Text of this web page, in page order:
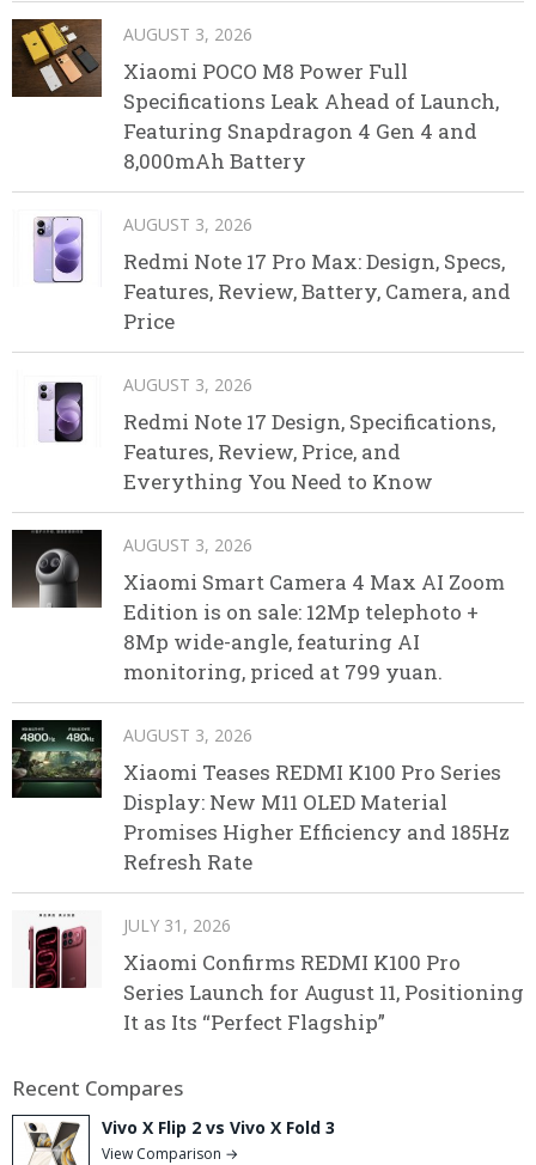
AUGUST 3, 2026
Xiaomi POCO M8 Power Full
Specifications Leak Ahead of Launch,
Featuring Snapdragon 4 Gen 4 and
8,000mAh Battery
AUGUST 3, 2026
Redmi Note 17 Pro Max: Design, Specs,
Features, Review, Battery, Camera, and
Price
AUGUST 3, 2026
Redmi Note 17 Design, Specifications,
Features, Review, Price, and
Everything You Need to Know
AUGUST 3, 2026
Xiaomi Smart Camera 4 Max AI Zoom
Edition is on sale: 12Mp telephoto +
8Mp wide-angle, featuring AI
monitoring, priced at 799 yuan.
AUGUST 3, 2026
Xiaomi Teases REDMI K100 Pro Series
Display: New M11 OLED Material
Promises Higher Efficiency and 185Hz
Refresh Rate
JULY 31, 2026
Xiaomi Confirms REDMI K100 Pro
Series Launch for August 11, Positioning
It as Its “Perfect Flagship”
Recent Compares
Vivo X Flip 2 vs Vivo X Fold 3
View Comparison →